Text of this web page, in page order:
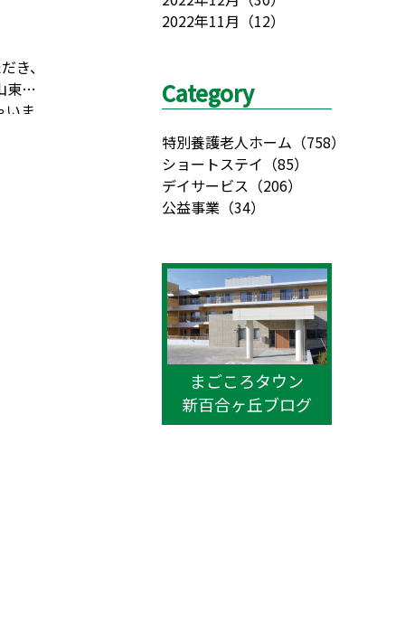
き、
東照
いま
2022年11月 （12）
Category
特別養護老人ホーム （758）
ショートステイ （85）
デイサービス （206）
公益事業 （34）
まごころタウン
新百合ヶ丘ブログ